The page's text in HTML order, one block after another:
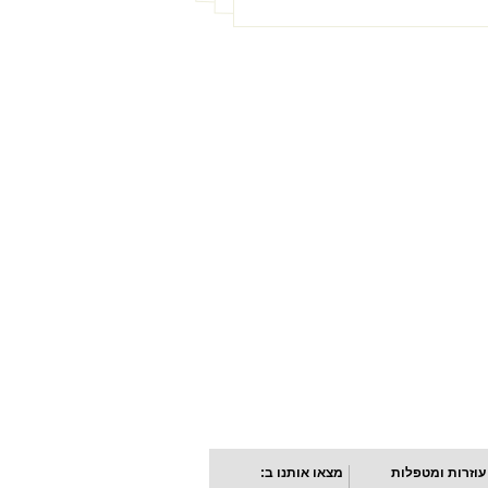
עוזרות ומטפלות מצאו אותנו ב: